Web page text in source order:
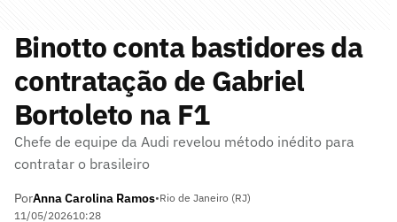
Binotto conta bastidores da
contratação de Gabriel
Bortoleto na F1
Chefe de equipe da Audi revelou método inédito para
contratar o brasileiro
PorAnna Carolina Ramos•Rio de Janeiro (RJ)
11/05/202610:28